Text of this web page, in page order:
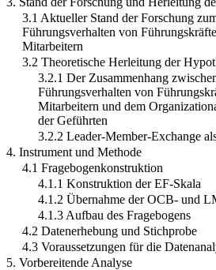
3.1 Aktueller Stand der Forschung
Führungsverhalten von
Mitarbeitern
3.2 Theoretische Herleitung der
3.2.1 Der Zusammenhang
Führungsverhalten von
Mitarbeitern und dem
der Geführten
3.2.2 Leader-Member-Exchange
4. Instrument und Methode
4.1 Fragebogenkonstruktion
4.1.1 Konstruktion der EF-Skala
4.1.2 Übernahme der OCB- und
4.1.3 Aufbau des Fragebogens
4.2 Datenerhebung und Stichprobe
4.3 Voraussetzungen für die
5. Vorbereitende Analyse